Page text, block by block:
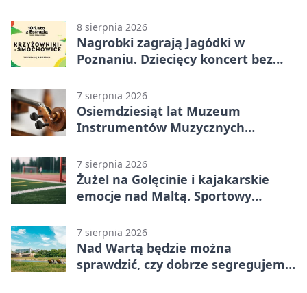
8 sierpnia 2026
Nagrobki zagrają Jagódki w
Poznaniu. Dziecięcy koncert bez
7 sierpnia 2026
Osiemdziesiąt lat Muzeum
Instrumentów Muzycznych
7 sierpnia 2026
Żużel na Golęcinie i kajakarskie
emocje nad Maltą. Sportowy
7 sierpnia 2026
Nad Wartą będzie można
sprawdzić, czy dobrze segregujemy